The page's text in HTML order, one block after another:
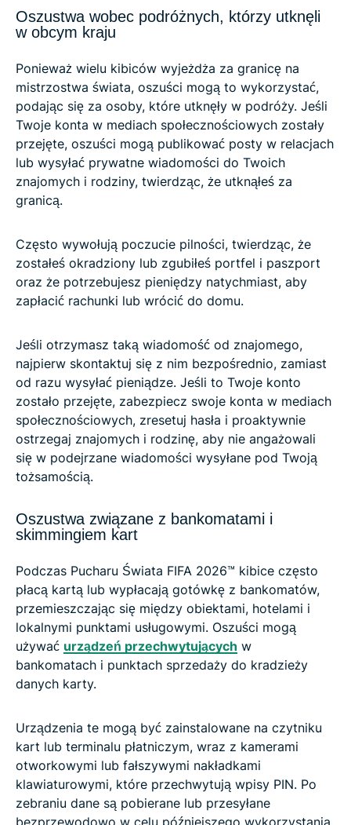
Oszustwa wobec podróżnych, którzy utknęli
w obcym kraju
Ponieważ wielu kibiców wyjeżdża za granicę na
mistrzostwa świata, oszuści mogą to wykorzystać,
podając się za osoby, które utknęły w podróży. Jeśli
Twoje konta w mediach społecznościowych zostały
przejęte, oszuści mogą publikować posty w relacjach
lub wysyłać prywatne wiadomości do Twoich
znajomych i rodziny, twierdząc, że utknąłeś za
granicą.
Często wywołują poczucie pilności, twierdząc, że
zostałeś okradziony lub zgubiłeś portfel i paszport
oraz że potrzebujesz pieniędzy natychmiast, aby
zapłacić rachunki lub wrócić do domu.
Jeśli otrzymasz taką wiadomość od znajomego,
najpierw skontaktuj się z nim bezpośrednio, zamiast
od razu wysyłać pieniądze. Jeśli to Twoje konto
zostało przejęte, zabezpiecz swoje konta w mediach
społecznościowych, zresetuj hasła i proaktywnie
ostrzegaj znajomych i rodzinę, aby nie angażowali
się w podejrzane wiadomości wysyłane pod Twoją
tożsamością.
Oszustwa związane z bankomatami i
skimmingiem kart
Podczas Pucharu Świata FIFA 2026™ kibice często
płacą kartą lub wypłacają gotówkę z bankomatów,
przemieszczając się między obiektami, hotelami i
lokalnymi punktami usługowymi. Oszuści mogą
używać urządzeń przechwytujących w
bankomatach i punktach sprzedaży do kradzieży
danych karty.
Urządzenia te mogą być zainstalowane na czytniku
kart lub terminalu płatniczym, wraz z kamerami
otworkowymi lub fałszywymi nakładkami
klawiaturowymi, które przechwytują wpisy PIN. Po
zebraniu dane są pobierane lub przesyłane
bezprzewodowo w celu późniejszego wykorzystania